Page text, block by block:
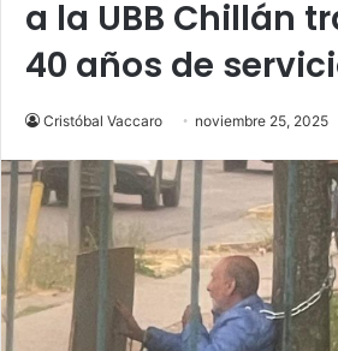
a la UBB Chillán
40 años de
Cristóbal Vaccaro noviembre 25, 2025